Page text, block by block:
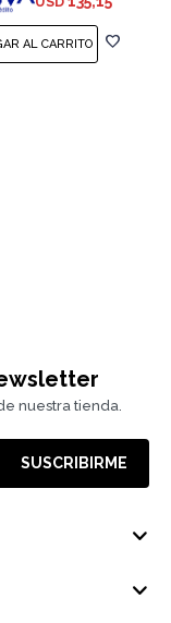
nuestra tienda.
SUSCRIBIRME